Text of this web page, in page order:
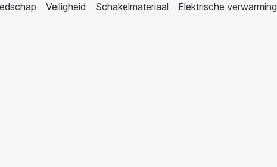
Veiligheid Schakelmateriaal Elektrische verwarming